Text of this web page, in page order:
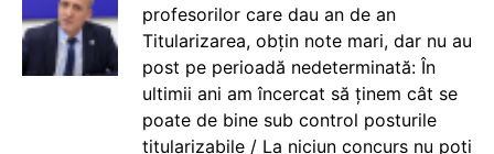
profesorilor care dau an de an
Titularizarea, obțin note mari, dar nu au
post pe perioadă nedeterminată: În
ultimii ani am încercat să ținem cât se
poate de bine sub control posturile
titularizabile / La niciun concurs nu poți